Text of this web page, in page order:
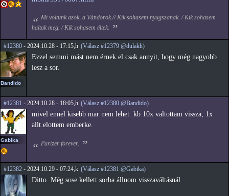
Mi voltunk azok, a Vándorok.// Kik sohasem nyugszanak. / Kik sohasem
haltak meg. / Kik sohasem éltek.
#12380 - 2024.10.28 - 17:15,h (Válasz #12379 @dulakh)
Bandido
Ezzel semmi mást nem érnek el csak annyit, hogy még nagyobb
lesz a sor.
#12381 - 2024.10.28 - 18:05,h (Válasz #12380 @Bandido)
Gabika
mivel ennel kisebb mar nem lehet. kb 10x valtottam vissza, 1x
allt elottem emberke.
Parizer forever.
#12382 - 2024.10.29 - 07:24,k (Válasz #12381 @Gabika)
Ditto. Még sose kellett sorba állnom visszaváltásnál.